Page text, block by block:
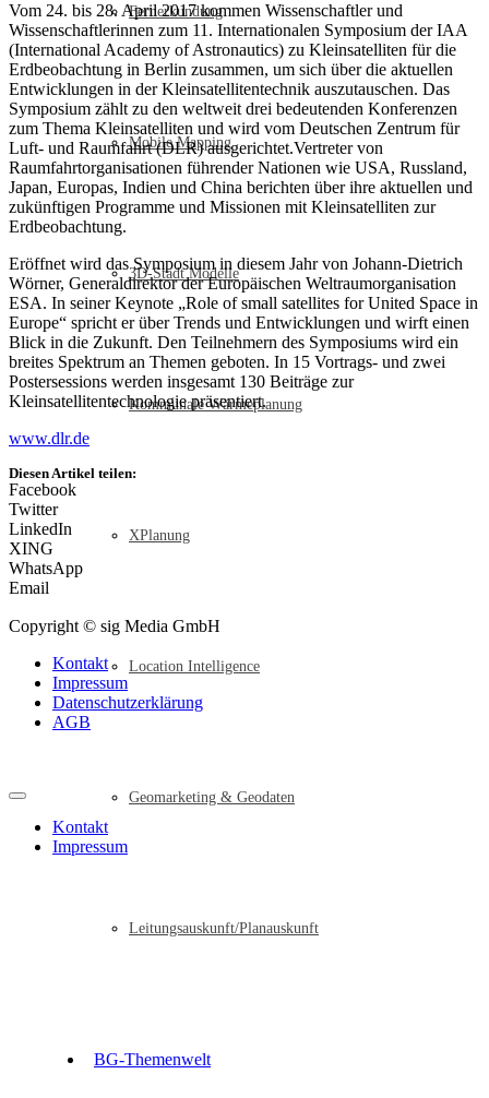
Fernerkundung
Mobile Mapping
3D-Stadt Modelle
Kommunale Wärmeplanung
XPlanung
Location Intelligence
Geomarketing & Geodaten
Leitungsauskunft/Planauskunft
BG-Themenwelt
Vom 24. bis 28. April 2017 kommen Wissenschaftler und
Wissenschaftlerinnen zum 11. Internationalen Symposium der IAA
(International Academy of Astronautics) zu Kleinsatelliten für die
Erdbeobachtung in Berlin zusammen, um sich über die aktuellen
Entwicklungen in der Kleinsatellitentechnik auszutauschen. Das
Symposium zählt zu den weltweit drei bedeutenden Konferenzen
zum Thema Kleinsatelliten und wird vom Deutschen Zentrum für
Luft- und Raumfahrt (DLR) ausgerichtet.Vertreter von
Raumfahrtorganisationen führender Nationen wie USA, Russland,
Japan, Europas, Indien und China berichten über ihre aktuellen und
zukünftigen Programme und Missionen mit Kleinsatelliten zur
Erdbeobachtung.
Eröffnet wird das Symposium in diesem Jahr von Johann-Dietrich
Wörner, Generaldirektor der Europäischen Weltraumorganisation
ESA. In seiner Keynote „Role of small satellites for United Space in
Europe“ spricht er über Trends und Entwicklungen und wirft einen
Blick in die Zukunft. Den Teilnehmern des Symposiums wird ein
breites Spektrum an Themen geboten. In 15 Vortrags- und zwei
Postersessions werden insgesamt 130 Beiträge zur
Kleinsatellitentechnologie präsentiert.
www.dlr.de
Diesen Artikel teilen:
Facebook
Twitter
LinkedIn
XING
WhatsApp
Email
Copyright © sig Media GmbH
Kontakt
Impressum
Datenschutzerklärung
AGB
Kontakt
Impressum